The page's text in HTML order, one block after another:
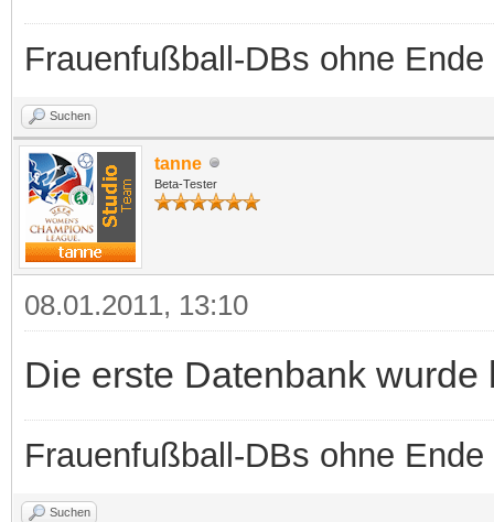
Frauenfußball-DBs ohne Ende
Suchen
tanne
Beta-Tester
08.01.2011, 13:10
Die erste Datenbank wurde
Frauenfußball-DBs ohne Ende
Suchen